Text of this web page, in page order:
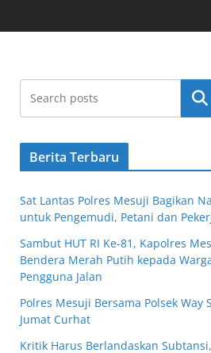
Cari
Berita Terbaru
Sat Lantas Polres Mesuji Bagikan
untuk Pengemudi, Petani dan
Sambut HUT RI Ke-81, Kapolres
Bendera Merah Putih kepada
Pengguna Jalan
Polres Mesuji Bersama Polsek Way
Jumat Curhat
Kritik Harus Berlandaskan